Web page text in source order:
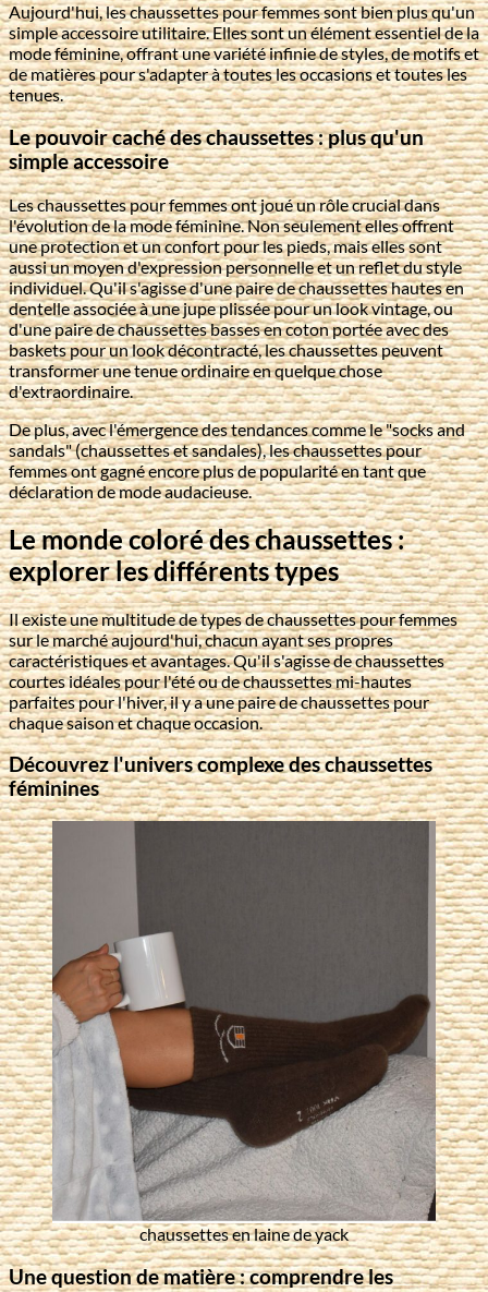
Aujourd'hui, les chaussettes pour femmes sont bien plus qu'un
simple accessoire utilitaire. Elles sont un élément essentiel de la
mode féminine, offrant une variété infinie de styles, de motifs et
de matières pour s'adapter à toutes les occasions et toutes les
tenues.
Le pouvoir caché des chaussettes : plus qu'un
simple accessoire
Les chaussettes pour femmes ont joué un rôle crucial dans
l'évolution de la mode féminine. Non seulement elles offrent
une protection et un confort pour les pieds, mais elles sont
aussi un moyen d'expression personnelle et un reflet du style
individuel. Qu'il s'agisse d'une paire de chaussettes hautes en
dentelle associée à une jupe plissée pour un look vintage, ou
d'une paire de chaussettes basses en coton portée avec des
baskets pour un look décontracté, les chaussettes peuvent
transformer une tenue ordinaire en quelque chose
d'extraordinaire.
De plus, avec l'émergence des tendances comme le "socks and
sandals" (chaussettes et sandales), les chaussettes pour
femmes ont gagné encore plus de popularité en tant que
déclaration de mode audacieuse.
Le monde coloré des chaussettes :
explorer les différents types
Il existe une multitude de types de chaussettes pour femmes
sur le marché aujourd'hui, chacun ayant ses propres
caractéristiques et avantages. Qu'il s'agisse de chaussettes
courtes idéales pour l'été ou de chaussettes mi-hautes
parfaites pour l'hiver, il y a une paire de chaussettes pour
chaque saison et chaque occasion.
Découvrez l'univers complexe des chaussettes
féminines
chaussettes en laine de yack
Une question de matière : comprendre les